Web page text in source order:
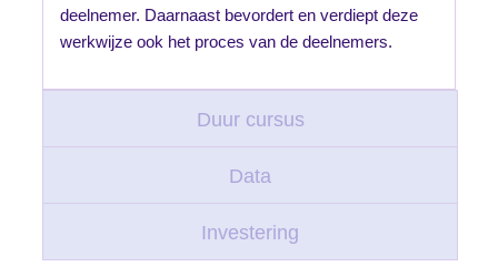
deelnemer. Daarnaast bevordert en verdiept deze
werkwijze ook het proces van de deelnemers.
Duur cursus
Data
Investering